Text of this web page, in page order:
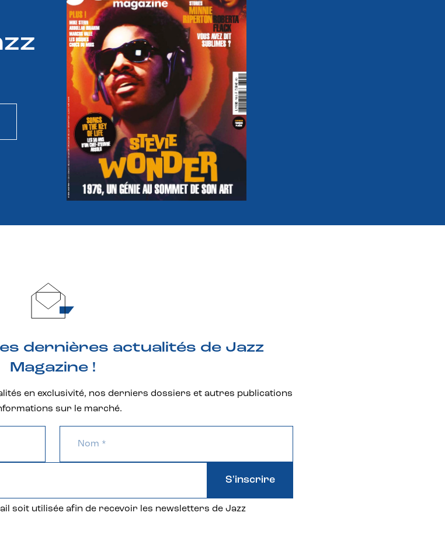
dernières actualités de Jazz
Magazine !
en exclusivité, nos derniers dossiers et autres publications
sur le marché.
soit utilisée afin de recevoir les newsletters de Jazz
S'inscrire